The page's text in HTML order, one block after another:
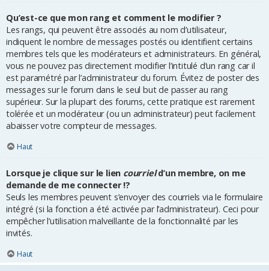
Qu’est-ce que mon rang et comment le modifier ?
Les rangs, qui peuvent être associés au nom d’utilisateur,
indiquent le nombre de messages postés ou identifient certains
membres tels que les modérateurs et administrateurs. En général,
vous ne pouvez pas directement modifier l’intitulé d’un rang car il
est paramétré par l’administrateur du forum. Évitez de poster des
messages sur le forum dans le seul but de passer au rang
supérieur. Sur la plupart des forums, cette pratique est rarement
tolérée et un modérateur (ou un administrateur) peut facilement
abaisser votre compteur de messages.
Haut
Lorsque je clique sur le lien courrield’un membre, on me
demande de me connecter !?
Seuls les membres peuvent s’envoyer des courriels via le formulaire
intégré (si la fonction a été activée par l’administrateur). Ceci pour
empêcher l’utilisation malveillante de la fonctionnalité par les
invités.
Haut